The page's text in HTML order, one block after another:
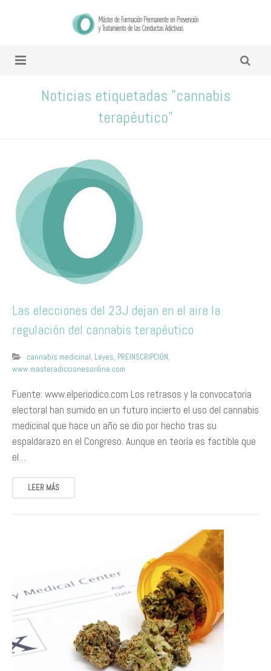
Noticias etiquetadas "cannabis
terapéutico"
Las elecciones del 23J dejan en el aire la
regulación del cannabis terapéutico
cannabis medicinal, Leyes, PREINSCRIPCIÓN,
www.masteradiccionesonline.com
Fuente: www.elperiodico.com Los retrasos y la convocatoria
electoral han sumido en un futuro incierto el uso del cannabis
medicinal que hace un año se dio por hecho tras su
espaldarazo en el Congreso. Aunque en teoría es factible que
el…
LEER MÁS